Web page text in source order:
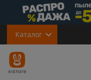
Каталог